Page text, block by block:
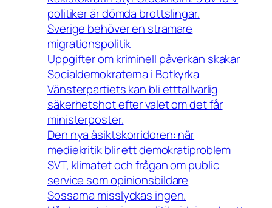
politiker är dömda brottslingar.
Sverige behöver en stramare
migrationspolitik
Uppgifter om kriminell påverkan skakar
Socialdemokraterna i Botkyrka
Vänsterpartiets kan bli etttallvarlig
säkerhetshot efter valet om det får
ministerposter.
Den nya åsiktskorridoren: när
mediekritik blir ett demokratiproblem
SVT, klimatet och frågan om public
service som opinionsbildare
Sossarna misslyckas ingen.